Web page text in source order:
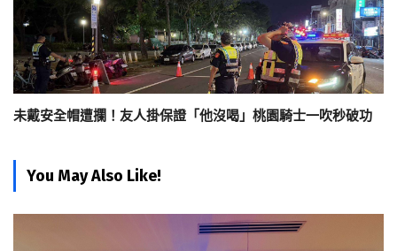
未戴安全帽遭攔！友人掛保證「他沒喝」桃園騎士一吹秒破功
You May Also Like!